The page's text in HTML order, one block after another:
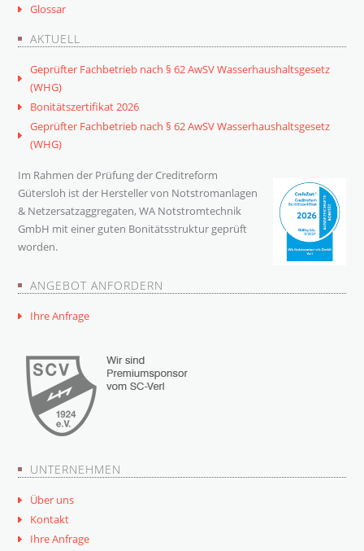
Glossar
AKTUELL
Geprüfter Fachbetrieb nach § 62 AwSV Wasserhaushaltsgesetz
(WHG)
Bonitätszertifikat 2026
Geprüfter Fachbetrieb nach § 62 AwSV Wasserhaushaltsgesetz
(WHG)
Im Rahmen der Prüfung der Creditreform
Gütersloh ist der Hersteller von Notstromanlagen
& Netzersatzaggregaten, WA Notstromtechnik
GmbH mit einer guten Bonitätsstruktur geprüft
worden.
ANGEBOT ANFORDERN
Ihre Anfrage
UNTERNEHMEN
Über uns
Kontakt
Ihre Anfrage